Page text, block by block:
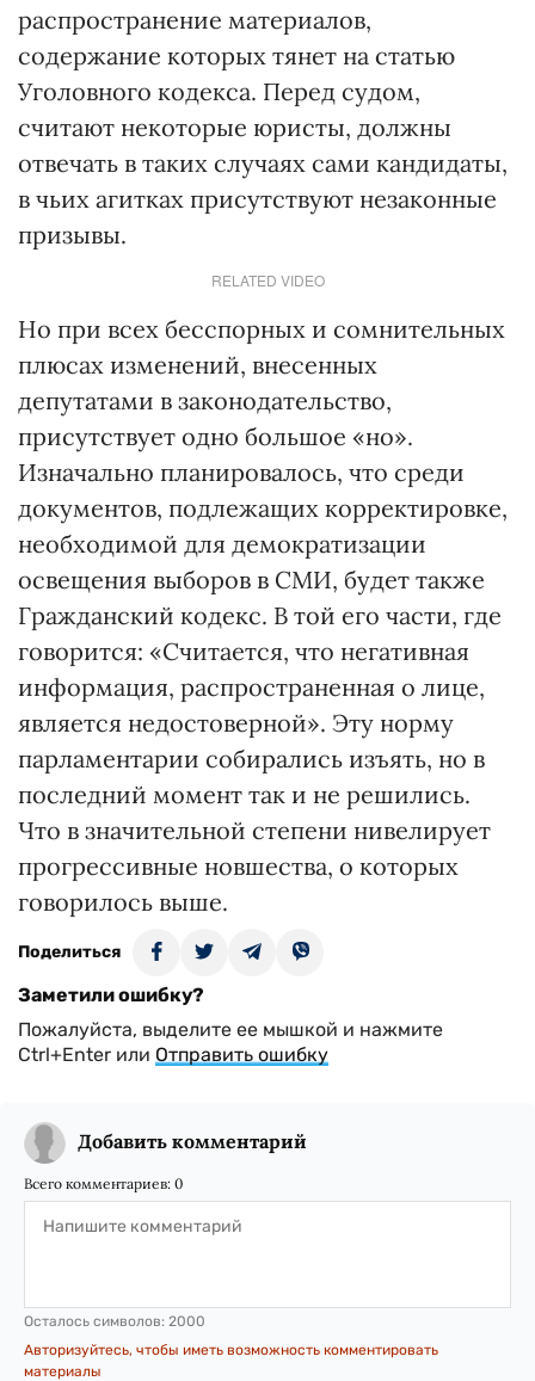
распространение материалов,
содержание которых тянет на статью
Уголовного кодекса. Перед судом,
считают некоторые юристы, должны
отвечать в таких случаях сами кандидаты,
в чьих агитках присутствуют незаконные
призывы.
RELATED VIDEO
Но при всех бесспорных и сомнительных
плюсах изменений, внесенных
депутатами в законодательство,
присутствует одно большое «но».
Изначально планировалось, что среди
документов, подлежащих корректировке,
необходимой для демократизации
освещения выборов в СМИ, будет также
Гражданский кодекс. В той его части, где
говорится: «Считается, что негативная
информация, распространенная о лице,
является недостоверной». Эту норму
парламентарии собирались изъять, но в
последний момент так и не решились.
Что в значительной степени нивелирует
прогрессивные новшества, о которых
говорилось выше.
Поделиться
Заметили ошибку?
Пожалуйста, выделите ее мышкой и нажмите
Ctrl+Enter или Отправить ошибку
Добавить комментарий
Всего комментариев: 0
Осталось символов: 2000
Авторизуйтесь, чтобы иметь возможность комментировать
материалы